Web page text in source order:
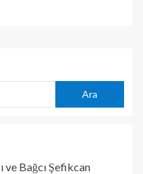
Ara
ve Bağcı Şefikcan